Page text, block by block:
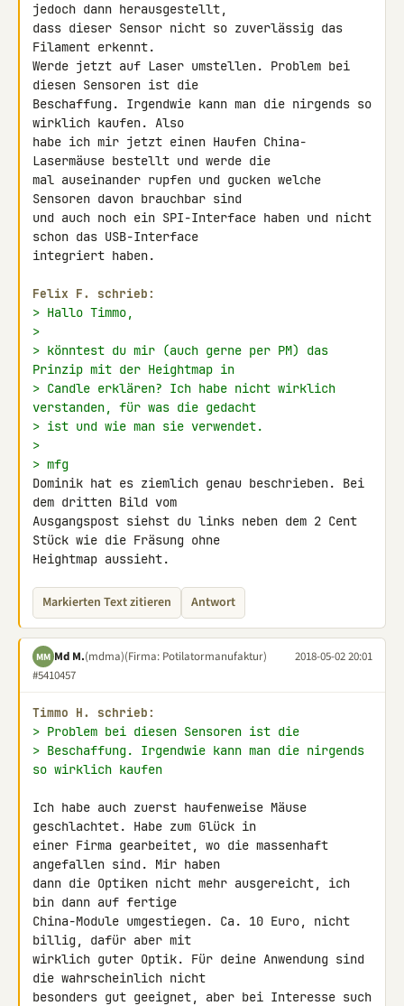
jedoch dann herausgestellt,
dass dieser Sensor nicht so zuverlässig das
Filament erkennt.
Werde jetzt auf Laser umstellen. Problem bei
diesen Sensoren ist die
Beschaffung. Irgendwie kann man die nirgends so
wirklich kaufen. Also
habe ich mir jetzt einen Haufen China-
Lasermäuse bestellt und werde die
mal auseinander rupfen und gucken welche
Sensoren davon brauchbar sind
und auch noch ein SPI-Interface haben und nicht
schon das USB-Interface
integriert haben.
Felix F. schrieb:
> Hallo Timmo,
>
> könntest du mir (auch gerne per PM) das
Prinzip mit der Heightmap in
> Candle erklären? Ich habe nicht wirklich
verstanden, für was die gedacht
> ist und wie man sie verwendet.
>
> mfg
Dominik hat es ziemlich genau beschrieben. Bei
dem dritten Bild vom
Ausgangspost siehst du links neben dem 2 Cent
Stück wie die Fräsung ohne
Heightmap aussieht.
Markierten Text zitieren Antwort
MM Md M.(mdma)(Firma: Potilatormanufaktur)
2018-05-02 20:01
#5410457
Timmo H. schrieb:
> Problem bei diesen Sensoren ist die
> Beschaffung. Irgendwie kann man die nirgends
so wirklich kaufen
Ich habe auch zuerst haufenweise Mäuse
geschlachtet. Habe zum Glück in
einer Firma gearbeitet, wo die massenhaft
angefallen sind. Mir haben
dann die Optiken nicht mehr ausgereicht, ich
bin dann auf fertige
China-Module umgestiegen. Ca. 10 Euro, nicht
billig, dafür aber mit
wirklich guter Optik. Für deine Anwendung sind
die wahrscheinlich nicht
besonders gut geeignet, aber bei Interesse such